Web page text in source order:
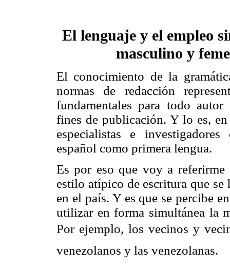
El lenguaje y el empleo
masculino y
El conocimiento de la
normas de redacción
fundamentales para todo
fines de publicación. Y lo es,
especialistas e
español como primera lengua.
Es por eso que voy a referirme
estilo atípico de escritura que se
en el país. Y es que se percibe
utilizar en forma simultánea la
Por ejemplo, los vecinos y
venezolanos y las venezolanas.